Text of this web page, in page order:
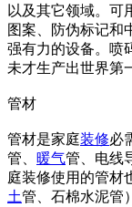
以及其它领域。可
图案、防伪标记和
强有力的设备。喷
未才生产出世界第
管材
管材是家庭装修必
管、 暖气管、电线
庭装修使用的管材
土管、石棉水泥管